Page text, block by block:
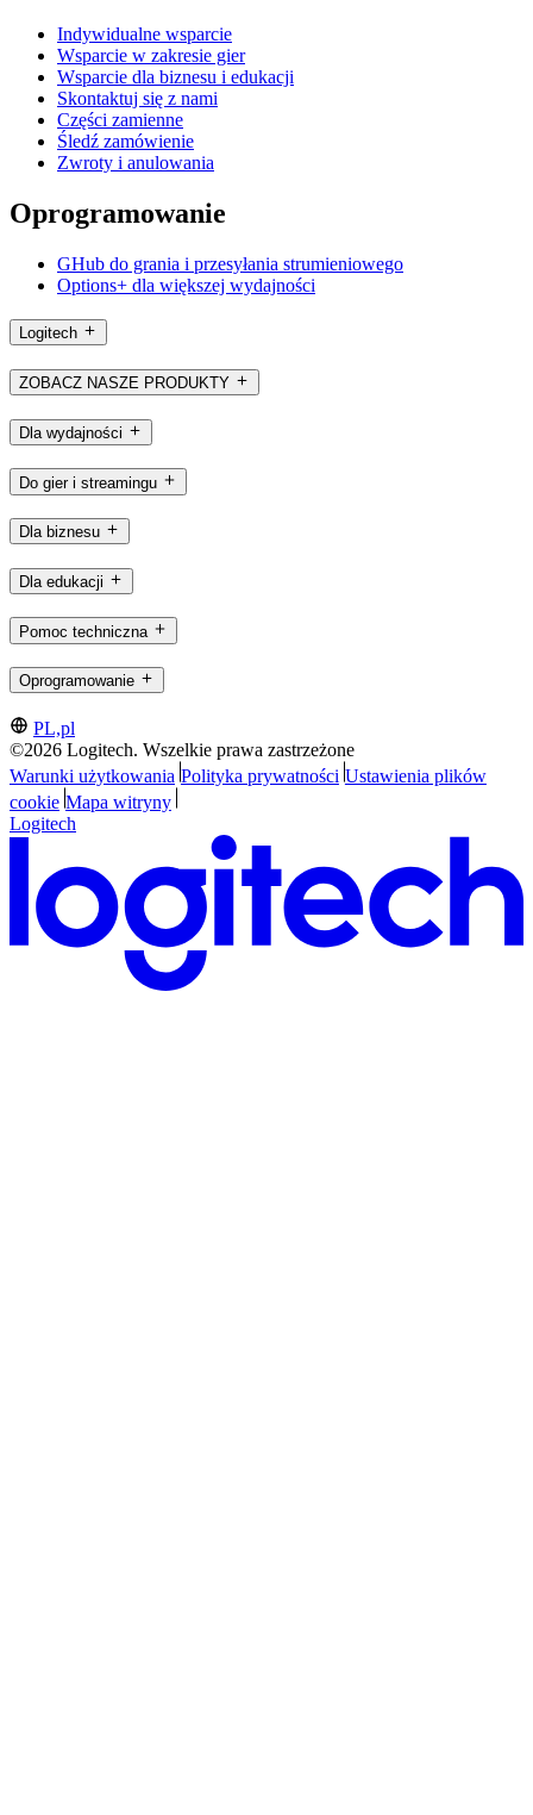
Indywidualne wsparcie
Wsparcie w zakresie gier
Wsparcie dla biznesu i edukacji
Skontaktuj się z nami
Części zamienne
Śledź zamówienie
Zwroty i anulowania
Oprogramowanie
GHub do grania i przesyłania strumieniowego
Options+ dla większej wydajności
Logitech
ZOBACZ NASZE PRODUKTY
Dla wydajności
Do gier i streamingu
Dla biznesu
Dla edukacji
Pomoc techniczna
Oprogramowanie
PL,pl
©2026 Logitech. Wszelkie prawa zastrzeżone
Warunki użytkowania Polityka prywatności Ustawienia plików
cookie Mapa witryny
Logitech